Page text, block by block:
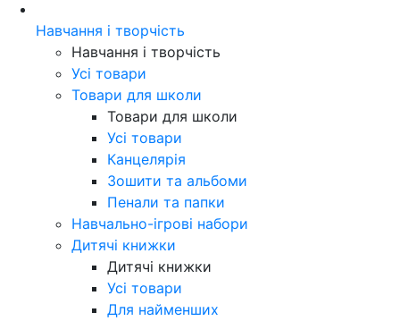
Навчання і творчість
Навчання і творчість
Усі товари
Товари для школи
Товари для школи
Усі товари
Канцелярія
Зошити та альбоми
Пенали та папки
Навчально-ігрові набори
Дитячі книжки
Дитячі книжки
Усі товари
Для найменших